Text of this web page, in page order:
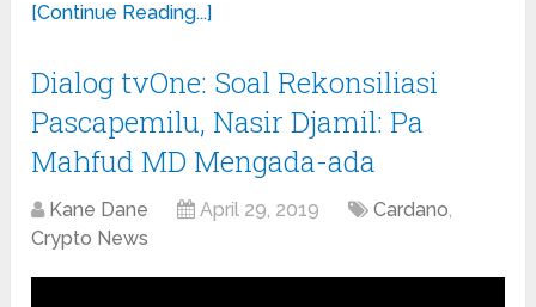
[Continue Reading...]
Dialog tvOne: Soal Rekonsiliasi
Pascapemilu, Nasir Djamil: Pa
Mahfud MD Mengada-ada
Kane Dane April 29, 2019 Cardano,
Crypto News